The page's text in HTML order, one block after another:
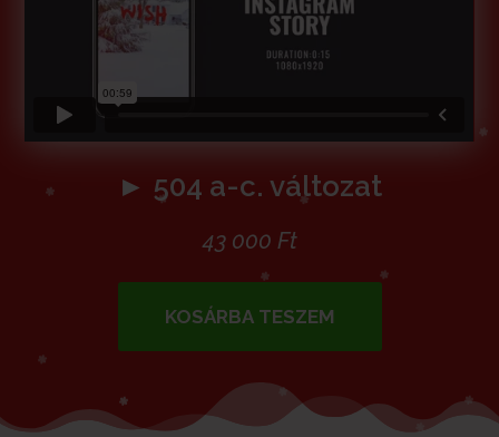
► 504 a-c. változat
43 000 Ft
KOSÁRBA TESZEM